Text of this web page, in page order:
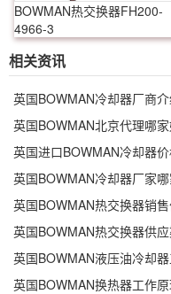
BOWMAN热交换器FH200-
4966-3
相关资讯
英国BOWMAN冷却器厂商
英国BOWMAN北京代理哪家
英国进口BOWMAN冷却器
英国BOWMAN冷却器厂家哪
英国BOWMAN热交换器销
英国BOWMAN热交换器供